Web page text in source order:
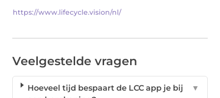
https://www.lifecycle.vision/nl/
Veelgestelde vragen
Hoeveel tijd bespaart de LCC app je bij
▼